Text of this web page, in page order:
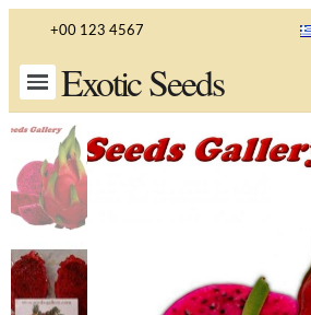
+00 123 4567
Exotic Seeds